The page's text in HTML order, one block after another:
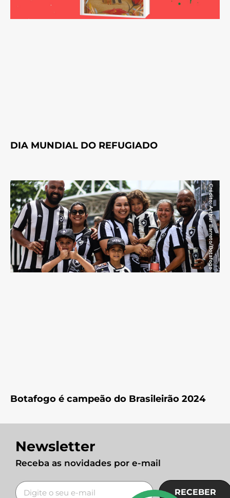
DIA MUNDIAL DO REFUGIADO
Botafogo é campeão do Brasileirão 2024
Newsletter
Receba as novidades por e-mail
RECEBER